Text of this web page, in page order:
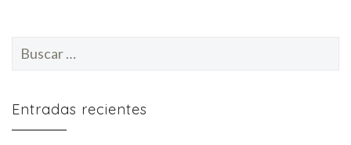
Entradas recientes